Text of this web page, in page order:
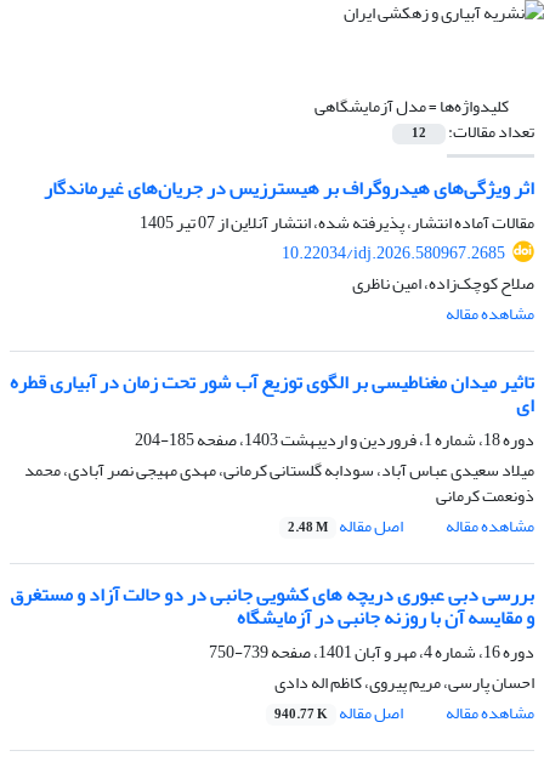
کلیدواژه‌ها =مدل آزمایشگاهی
تعداد مقالات: 12
اثر ویژگی‌های هیدروگراف بر هیسترزیس در جریان‌های غیرماندگار
مقالات آماده انتشار، پذیرفته شده، انتشار آنلاین از07 تیر 1405
10.22034/idj.2026.580967.2685
صلاح کوچک‌زاده، امین ناظری
مشاهده مقاله
تاثیر میدان مغناطیسی بر الگوی توزیع آب شور تحت زمان در آبیاری قطره
ای
دوره 18، شماره 1، فروردین و اردیبهشت 1403، صفحه
185-204
میلاد سعیدی عباس آباد، سودابه گلستانی کرمانی، مهدی مهیجی نصر آبادی، محمد
ذونعمت کرمانی
مشاهده مقاله
اصل مقاله 2.48 M
بررسی دبی عبوری دریچه های کشویی جانبی در دو حالت آزاد و مستغرق
و مقایسه آن با روزنه جانبی در آزمایشگاه
دوره 16، شماره 4، مهر و آبان 1401، صفحه
739-750
احسان پارسی، مریم پیروی، کاظم اله دادی
مشاهده مقاله
اصل مقاله 940.77 K